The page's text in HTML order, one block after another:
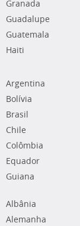
Granada
Guadalupe
Guatemala
Haiti
Argentina
Bolívia
Brasil
Chile
Colômbia
Equador
Guiana
Albânia
Alemanha